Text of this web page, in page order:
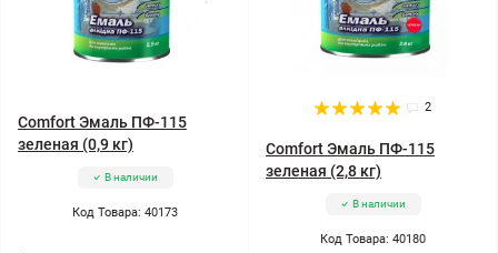
Comfort Эмаль ПФ-115
зеленая (0,9 кг)
В наличии
Код Товара: 40173
2
Comfort Эмаль ПФ-115
зеленая (2,8 кг)
В наличии
Код Товара: 40180